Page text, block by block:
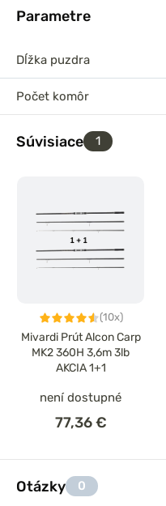
Parametre
Dĺžka puzdra
Počet komôr
Súvisiace 1
(10x)
Mivardi Prút Alcon Carp
MK2 360H 3,6m 3lb
AKCIA 1+1
není dostupné
77,36 €
Otázky 0